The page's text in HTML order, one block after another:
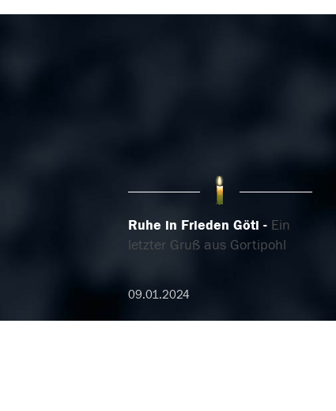
Ruhe in Frieden Göti
Ein
letzter Gruß aus Gortipohl
09.01.2024